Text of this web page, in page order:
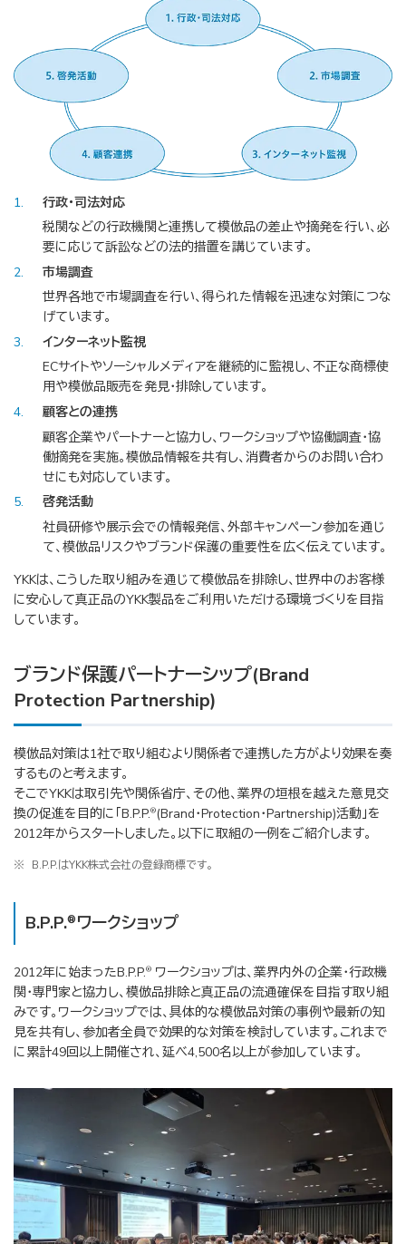
1
行政・司法対応
税関などの行政機関と連携して模倣品の差止や摘発を行い、必
要に応じて訴訟などの法的措置を講じています。
2
市場調査
世界各地で市場調査を行い、得られた情報を迅速な対策につな
げています。
3
インターネット監視
ECサイトやソーシャルメディアを継続的に監視し、不正な商標使
用や模倣品販売を発見・排除しています。
4
顧客との連携
顧客企業やパートナーと協力し、ワークショップや協働調査・協
働摘発を実施。模倣品情報を共有し、消費者からのお問い合わ
せにも対応しています。
5
啓発活動
社員研修や展示会での情報発信、外部キャンペーン参加を通じ
て、模倣品リスクやブランド保護の重要性を広く伝えています。
YKKは、こうした取り組みを通じて模倣品を排除し、世界中のお客様
に安心して真正品のYKK製品をご利用いただける環境づくりを目指
しています。
ブランド保護パートナーシップ(Brand
Protection Partnership)
模倣品対策は1社で取り組むより関係者で連携した方がより効果を奏
するものと考えます。
そこでYKKは取引先や関係省庁、その他、業界の垣根を越えた意見交
換の促進を目的に「B.P.P.®(Brand・Protection・Partnership)活動」を
2012年からスタートしました。以下に取組の一例をご紹介します。
※ B.P.P.はYKK株式会社の登録商標です。
B.P.P.® ワークショップ
2012年に始まったB.P.P.® ワークショップは、業界内外の企業・行政機
関・専門家と協力し、模倣品排除と真正品の流通確保を目指す取り組
みです。ワークショップでは、具体的な模倣品対策の事例や最新の知
見を共有し、参加者全員で効果的な対策を検討しています。これまで
に累計49回以上開催され、延べ4,500名以上が参加しています。